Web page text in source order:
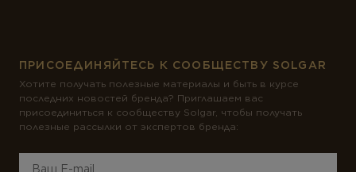
ПРИСОЕДИНЯЙТЕСЬ К СООБЩЕСТВУ SOLGAR
Хотите получать полезные материалы и быть в курсе
последних новостей бренда? Приглашаем вас
присоединиться к сообществу Solgar, чтобы получать
полезные рассылки от экспертов бренда: